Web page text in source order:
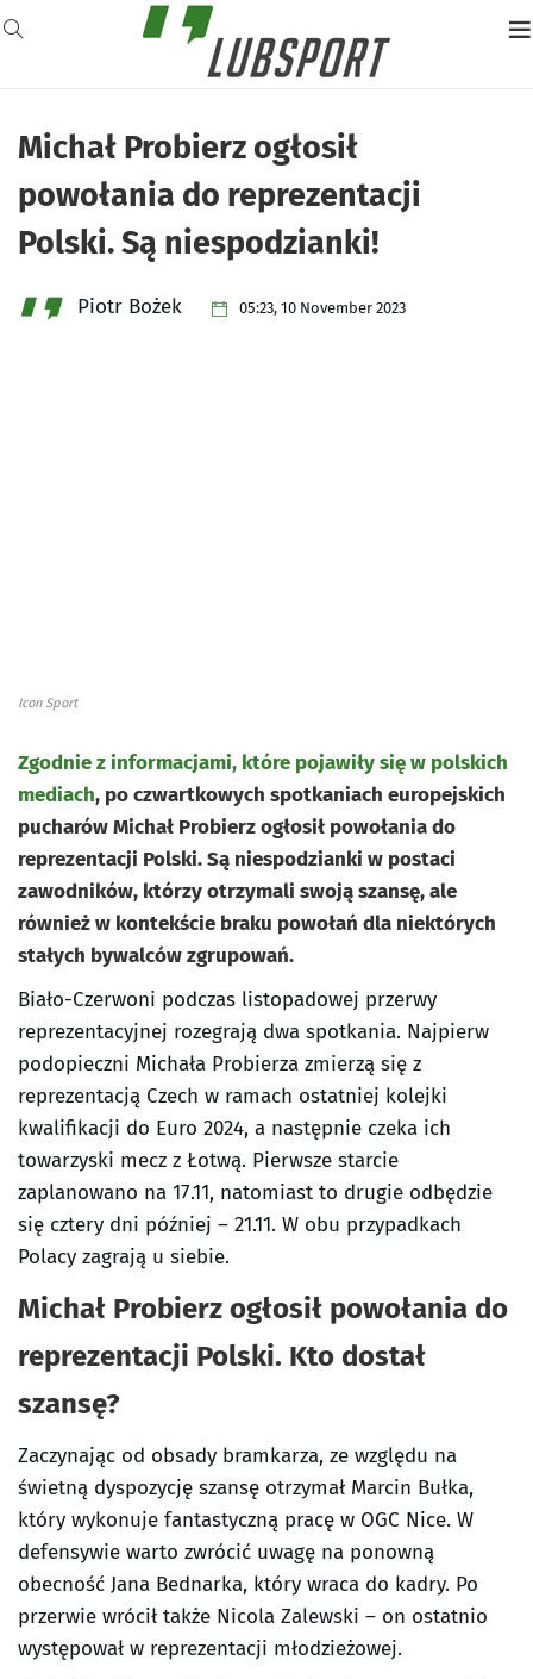
Michał Probierz ogłosił
powołania do reprezentacji
Polski. Są niespodzianki!
Piotr Bożek 05:23, 10 November 2023
Icon Sport
Zgodnie z informacjami, które pojawiły się w polskich
mediach, po czwartkowych spotkaniach europejskich
pucharów Michał Probierz ogłosił powołania do
reprezentacji Polski. Są niespodzianki w postaci
zawodników, którzy otrzymali swoją szansę, ale
również w kontekście braku powołań dla niektórych
stałych bywalców zgrupowań.
Biało-Czerwoni podczas listopadowej przerwy
reprezentacyjnej rozegrają dwa spotkania. Najpierw
podopieczni Michała Probierza zmierzą się z
reprezentacją Czech w ramach ostatniej kolejki
kwalifikacji do Euro 2024, a następnie czeka ich
towarzyski mecz z Łotwą. Pierwsze starcie
zaplanowano na 17.11, natomiast to drugie odbędzie
się cztery dni później – 21.11. W obu przypadkach
Polacy zagrają u siebie.
Michał Probierz ogłosił powołania do
reprezentacji Polski. Kto dostał
szansę?
Zaczynając od obsady bramkarza, ze względu na
świetną dyspozycję szansę otrzymał Marcin Bułka,
który wykonuje fantastyczną pracę w OGC Nice. W
defensywie warto zwrócić uwagę na ponowną
obecność Jana Bednarka, który wraca do kadry. Po
przerwie wrócił także Nicola Zalewski – on ostatnio
występował w reprezentacji młodzieżowej.